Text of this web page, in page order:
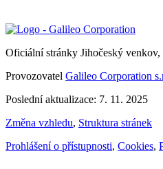
Oficiální stránky Jihočeský
Provozovatel Galileo Corporation
Poslední aktualizace: 7. 11. 2025
Změna vzhledu, Struktura stránek
Prohlášení o přístupnosti, Cookies,